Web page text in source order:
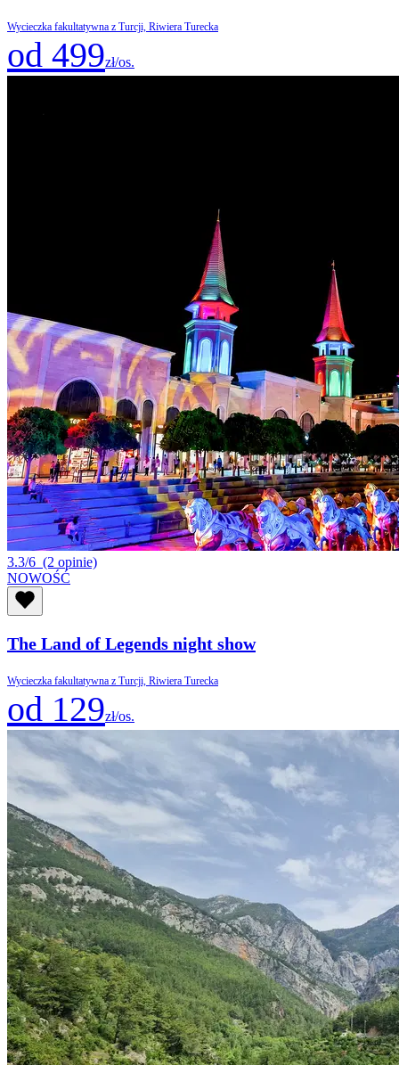
Wycieczka fakultatywna z Turcji, Riwiera Turecka
od 499zł/os.
3.3/6 (2 opinie)
NOWOŚĆ
The Land of Legends night show
Wycieczka fakultatywna z Turcji, Riwiera Turecka
od 129zł/os.